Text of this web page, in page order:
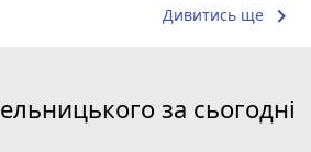
Дивитись ще keyboard_arrow_right
за сьогодні